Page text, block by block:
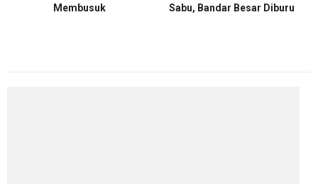
Membusuk
Sabu, Bandar Besar Diburu